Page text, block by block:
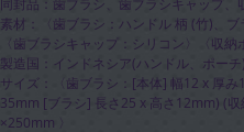
素材：〈歯ブラシ：ハンドル 柄 (竹)、
〈歯ブラシキャップ：シリコン〉〈収納
製造国：インドネシア(ハンドル、ポー
サイズ：〈歯ブラシ：[本体] 幅12 x 厚
35mm [ブラシ] 長さ25 x 高さ12mm) (
×250mm 〉